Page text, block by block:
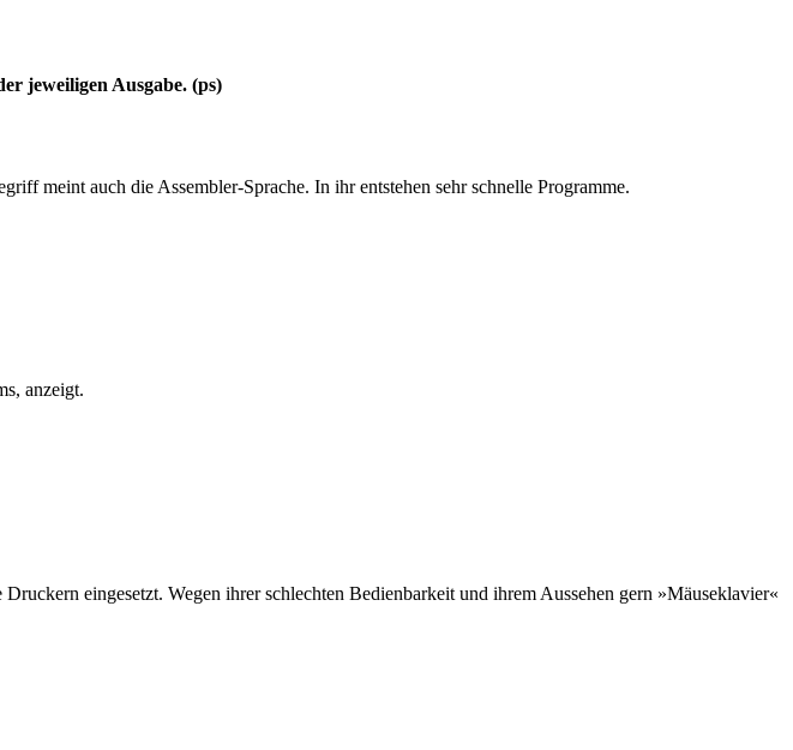
jeweiligen Ausgabe. (ps)
meint auch die Assembler-Sprache. In ihr entstehen sehr schnelle Programme.
anzeigt.
eingesetzt. Wegen ihrer schlechten Bedienbarkeit und ihrem Aussehen gern »Mäuseklavier«